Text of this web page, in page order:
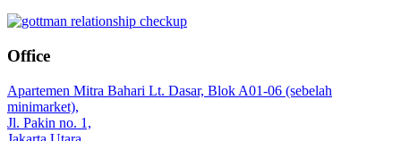
Office
Apartemen Mitra Bahari Lt. Dasar, Blok A01-06 (sebelah
minimarket),
Jl. Pakin no. 1,